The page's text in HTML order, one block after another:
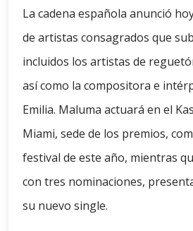
La cadena española anunció
de artistas consagrados que
incluidos los artistas de
así como la compositora e
Emilia. Maluma actuará en el
Miami, sede de los premios,
festival de este año, mientras
con tres nominaciones,
su nuevo single.